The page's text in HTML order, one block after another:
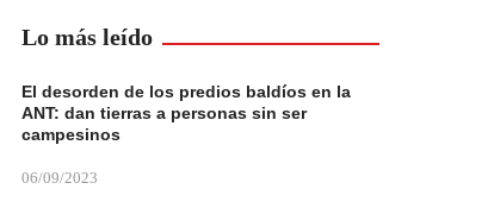
Lo más leído
El desorden de los predios baldíos en la
ANT: dan tierras a personas sin ser
campesinos
06/09/2023